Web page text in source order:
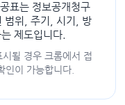
표는 정보공개청구
범위, 주기, 시기, 방
제도입니다.
될 경우 크롬에서 접
인이 가능합니다.